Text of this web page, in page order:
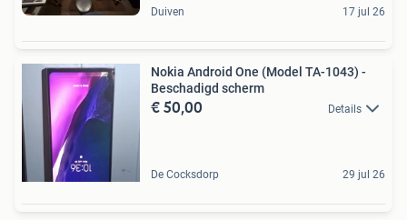
Duiven 17 jul 26
Nokia Android One (Model TA-1043) -
Beschadigd scherm
€ 50,00 Details
De Cocksdorp 29 jul 26